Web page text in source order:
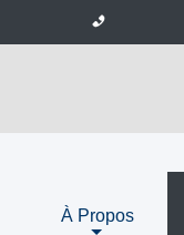
À Propos